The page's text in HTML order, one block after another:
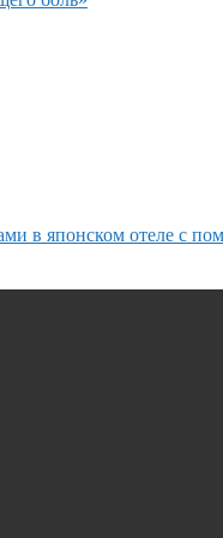
в японском отеле с